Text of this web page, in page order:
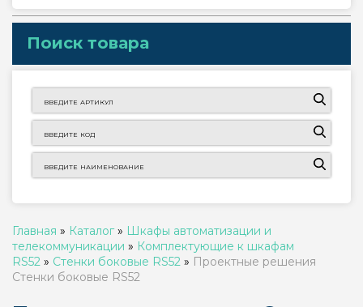
Поиск товара
Главная » Каталог » Шкафы автоматизации и
телекоммуникации » Комплектующие к шкафам
RS52 » Стенки боковые RS52 » Проектные решения
Стенки боковые RS52